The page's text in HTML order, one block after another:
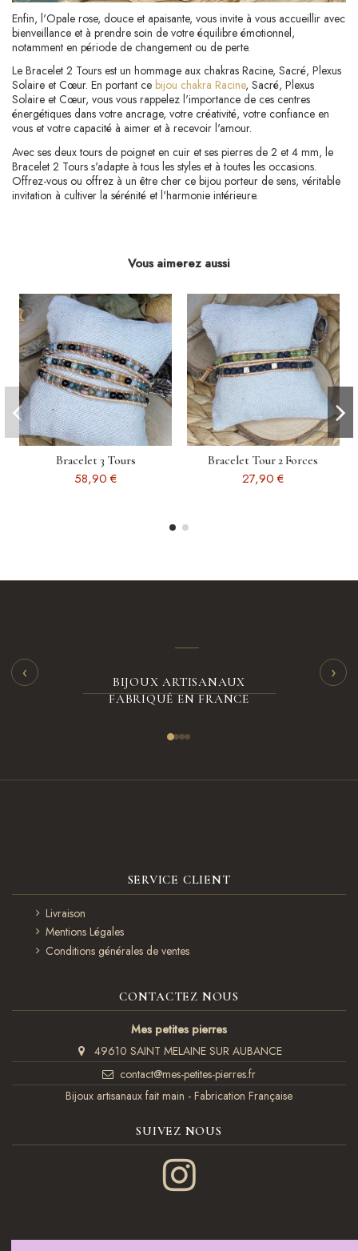
Enfin, l'Opale rose, douce et apaisante, vous invite à vous accueillir avec
bienveillance et à prendre soin de votre équilibre émotionnel,
notamment en période de changement ou de perte.
Le Bracelet 2 Tours est un hommage aux chakras Racine, Sacré, Plexus
Solaire et Cœur. En portant ce bijou chakra Racine, Sacré, Plexus
Solaire et Cœur, vous vous rappelez l'importance de ces centres
énergétiques dans votre ancrage, votre créativité, votre confiance en
vous et votre capacité à aimer et à recevoir l'amour.
Avec ses deux tours de poignet en cuir et ses pierres de 2 et 4 mm, le
Bracelet 2 Tours s'adapte à tous les styles et à toutes les occasions.
Offrez-vous ou offrez à un être cher ce bijou porteur de sens, véritable
invitation à cultiver la sérénité et l'harmonie intérieure.
Vous aimerez aussi
Bracelet 3 Tours
58,90 €
Bracelet Tour 2 Forces
27,90 €
‹
BIJOUX ARTISANAUX
FABRIQUÉ EN FRANCE
›
SERVICE CLIENT
Livraison
Mentions Légales
Conditions générales de ventes
CONTACTEZ NOUS
Mes petites pierres
49610 SAINT MELAINE SUR AUBANCE
contact@mes-petites-pierres.fr
Bijoux artisanaux fait main - Fabrication Française
SUIVEZ NOUS